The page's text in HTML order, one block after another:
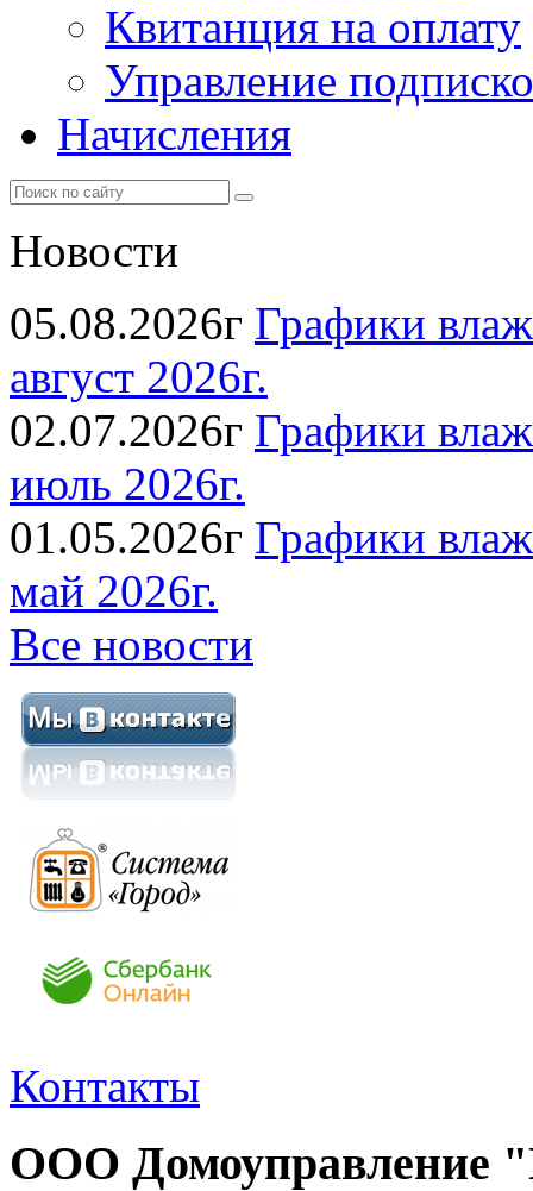
Квитанция на оплату
Управление
Начисления
Новости
05.08.2026г Графики
август 2026г.
02.07.2026г Графики
июль 2026г.
01.05.2026г Графики
май 2026г.
Все новости
Контакты
ООО Домоуправление